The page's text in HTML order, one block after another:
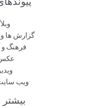
گزارش ها و
فرهنگ
ویب
بیشتر